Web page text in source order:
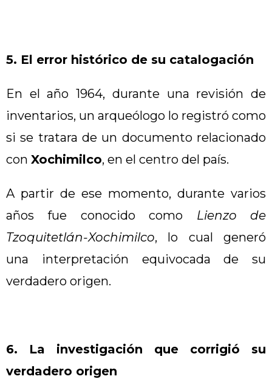
5. El error histórico de su catalogación
En el año 1964, durante una revisión de
inventarios, un arqueólogo lo registró como
si se tratara de un documento relacionado
con Xochimilco, en el centro del país.
A partir de ese momento, durante varios
años fue conocido como Lienzo de
Tzoquitetlán-Xochimilco, lo cual generó
una interpretación equivocada de su
verdadero origen.
6. La investigación que corrigió su
verdadero origen